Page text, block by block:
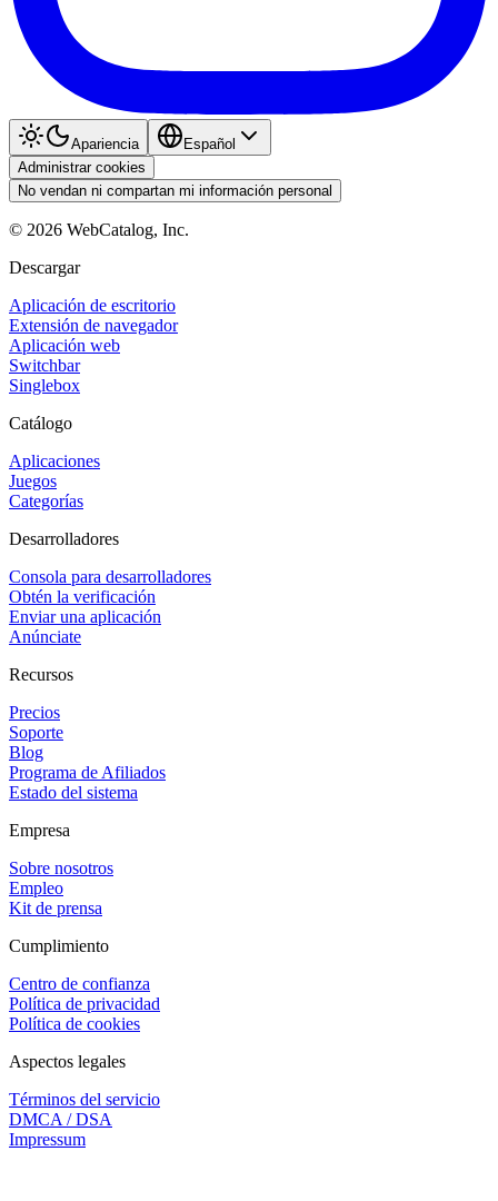
Apariencia
Español
Administrar cookies
No vendan ni compartan mi información personal
© 2026 WebCatalog, Inc.
Descargar
Aplicación de escritorio
Extensión de navegador
Aplicación web
Switchbar
Singlebox
Catálogo
Aplicaciones
Juegos
Categorías
Desarrolladores
Consola para desarrolladores
Obtén la verificación
Enviar una aplicación
Anúnciate
Recursos
Precios
Soporte
Blog
Programa de Afiliados
Estado del sistema
Empresa
Sobre nosotros
Empleo
Kit de prensa
Cumplimiento
Centro de confianza
Política de privacidad
Política de cookies
Aspectos legales
Términos del servicio
DMCA / DSA
Impressum